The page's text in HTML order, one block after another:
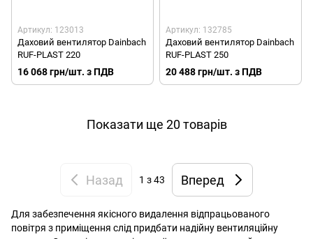
Артикул: 123013
Даховий вентилятор Dainbach
RUF-PLAST 220
16 068 грн/шт. з ПДВ
Артикул: 132785
Даховий вентилятор Dainbach
RUF-PLAST 250
20 488 грн/шт. з ПДВ
Показати ще 20 товарів
Назад 1 з 43 Вперед
Для забезпечення якісного видалення відпрацьованого
повітря з приміщення слід придбати надійну вентиляційну